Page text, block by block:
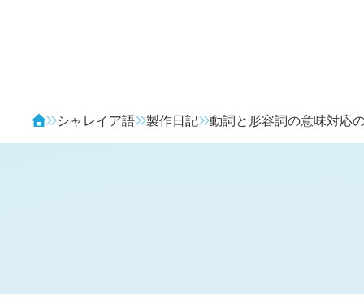
シャレイア語 製作日記 動詞と形容詞の意味対応